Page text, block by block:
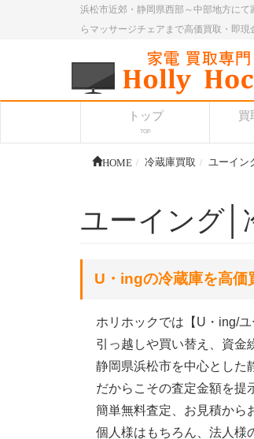
浜松市近郊・静岡県西部～中部地方に
らマッサージチェアまで高価買取・即
トップ
TOP
買
HOME 冷蔵庫買取 ユーイン
ユーイング│
U・ingの冷蔵庫を高価
ホリホックでは【U・ing/
引っ越しや買い替え、資金
静岡県浜松市を中心とした
だからこその査定金額を提
簡単無料査定、お見積から
個人様はもちろん、法人様